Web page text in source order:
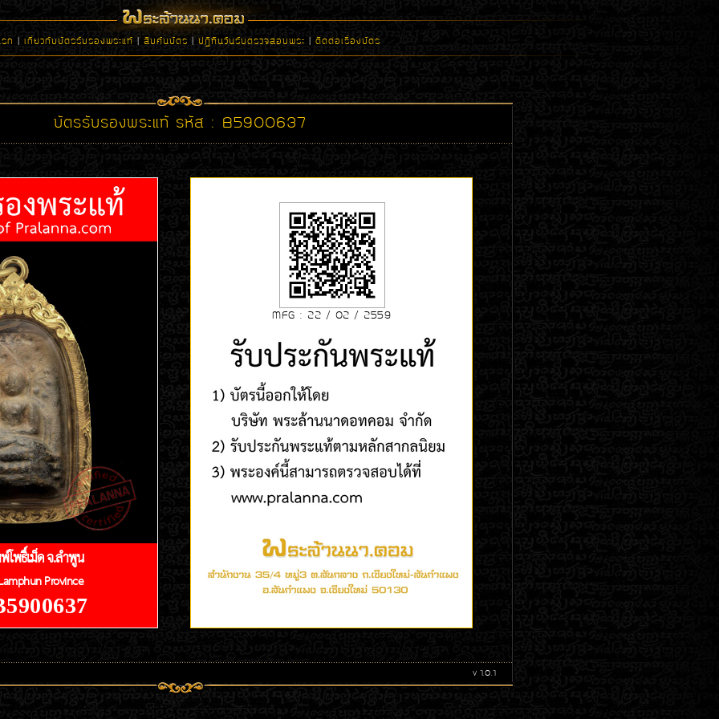
ก เกี่ยวกับบัตรรับรองพระแท้ สืบค้นบัตร ปฏิทินวันรับตรวจสอบพระ ติดต่อเรื่องบัตร
บัตรรับรองพระแท้ รหัส : B5900637
โพธิ์เม็ด จ.ลำพูน
Province
MFG : 22 / 02 / 2559
v 1.0.1